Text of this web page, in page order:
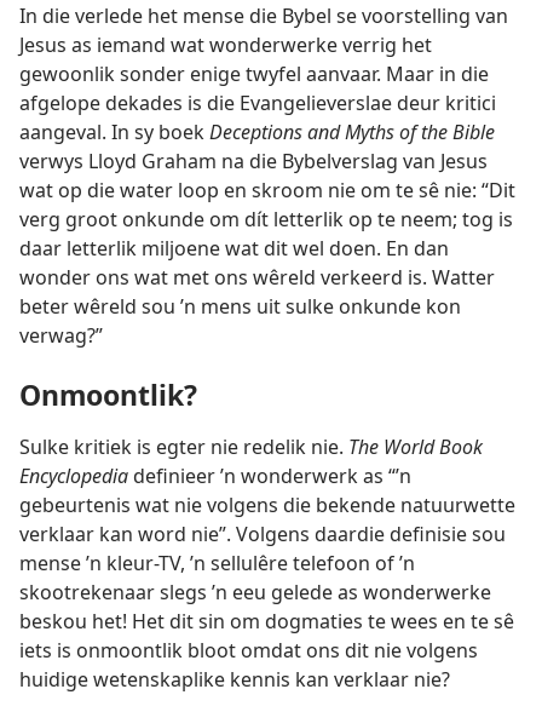
In die verlede het mense die Bybel se voorstelling van
Jesus as iemand wat wonderwerke verrig het
gewoonlik sonder enige twyfel aanvaar. Maar in die
afgelope dekades is die Evangelieverslae deur kritici
aangeval. In sy boekDeceptions and Myths of the Bible
verwys Lloyd Graham na die Bybelverslag van Jesus
wat op die water loop en skroom nie om te sê nie: “Dit
verg groot onkunde om dít letterlik op te neem; tog is
daar letterlik miljoene wat dit wel doen. En dan
wonder ons wat met ons wêreld verkeerd is. Watter
beter wêreld sou ’n mens uit sulke onkunde kon
verwag?”
Onmoontlik?
Sulke kritiek is egter nie redelik nie. The World Book
Encyclopediadefinieer ’n wonderwerk as “’n
gebeurtenis wat nie volgens die bekende natuurwette
verklaar kan word nie”. Volgens daardie definisie sou
mense ’n kleur-TV, ’n sellulêre telefoon of ’n
skootrekenaar slegs ’n eeu gelede as wonderwerke
beskou het! Het dit sin om dogmaties te wees en te sê
iets is onmoontlik bloot omdat ons dit nie volgens
huidige wetenskaplike kennis kan verklaar nie?